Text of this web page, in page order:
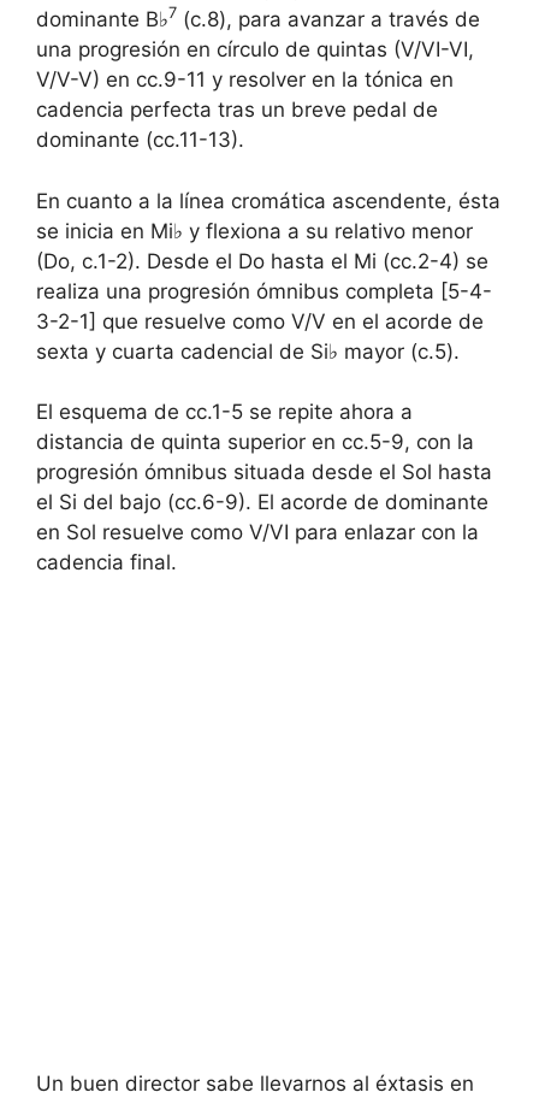
dominante B♭7 (c.8), para avanzar a través de
una progresión en círculo de quintas (V/VI-VI,
V/V-V) en cc.9-11 y resolver en la tónica en
cadencia perfecta tras un breve pedal de
dominante (cc.11-13).
En cuanto a la línea cromática ascendente, ésta
se inicia en Mi♭ y flexiona a su relativo menor
(Do, c.1-2). Desde el Do hasta el Mi (cc.2-4) se
realiza una progresión ómnibus completa [5-4-
3-2-1] que resuelve como V/V en el acorde de
sexta y cuarta cadencial de Si♭ mayor (c.5).
El esquema de cc.1-5 se repite ahora a
distancia de quinta superior en cc.5-9, con la
progresión ómnibus situada desde el Sol hasta
el Si del bajo (cc.6-9). El acorde de dominante
en Sol resuelve como V/VI para enlazar con la
cadencia final.
Un buen director sabe llevarnos al éxtasis en